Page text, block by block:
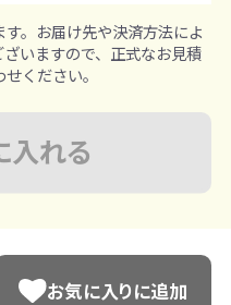
。お届け先や決済方法によ
いますので、正式なお見積
ください。
入れる
お気に入りに追加